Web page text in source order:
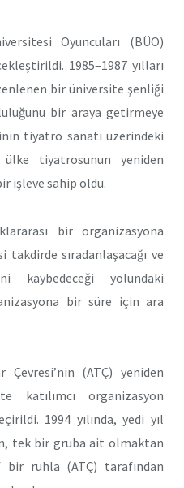
Oyuncuları (BÜO)
1985–1987 yılları
bir üniversite şenliği
bir araya getirmeye
tiyatro sanatı üzerindeki
ülke tiyatrosunun yeniden
işleve sahip oldu.
bir organizasyona
sıradanlaşacağı ve
yolundaki
bir süre için ara
(ATÇ) yeniden
katılımcı organizasyon
1994 yılında, yedi yıl
tek bir gruba ait olmaktan
ruhla (ATÇ) tarafından